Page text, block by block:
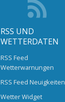
RSS UND
WETTERDATEN
RSS Feed
Wetterwarnungen
RSS Feed Neuigkeiten
Wetter Widget